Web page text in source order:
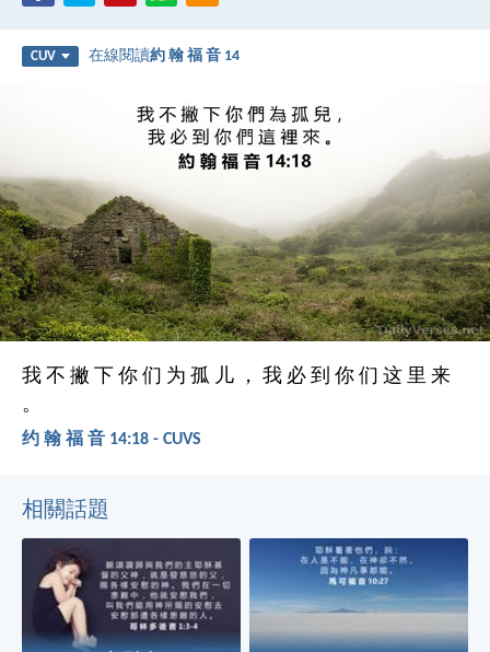
CUV 在線閱讀約 翰 福 音 14
我 不 撇 下 你 们 为 孤 儿 ， 我 必 到 你 们 这 里 来
。
约 翰 福 音 14:18 - CUVS
相關話題